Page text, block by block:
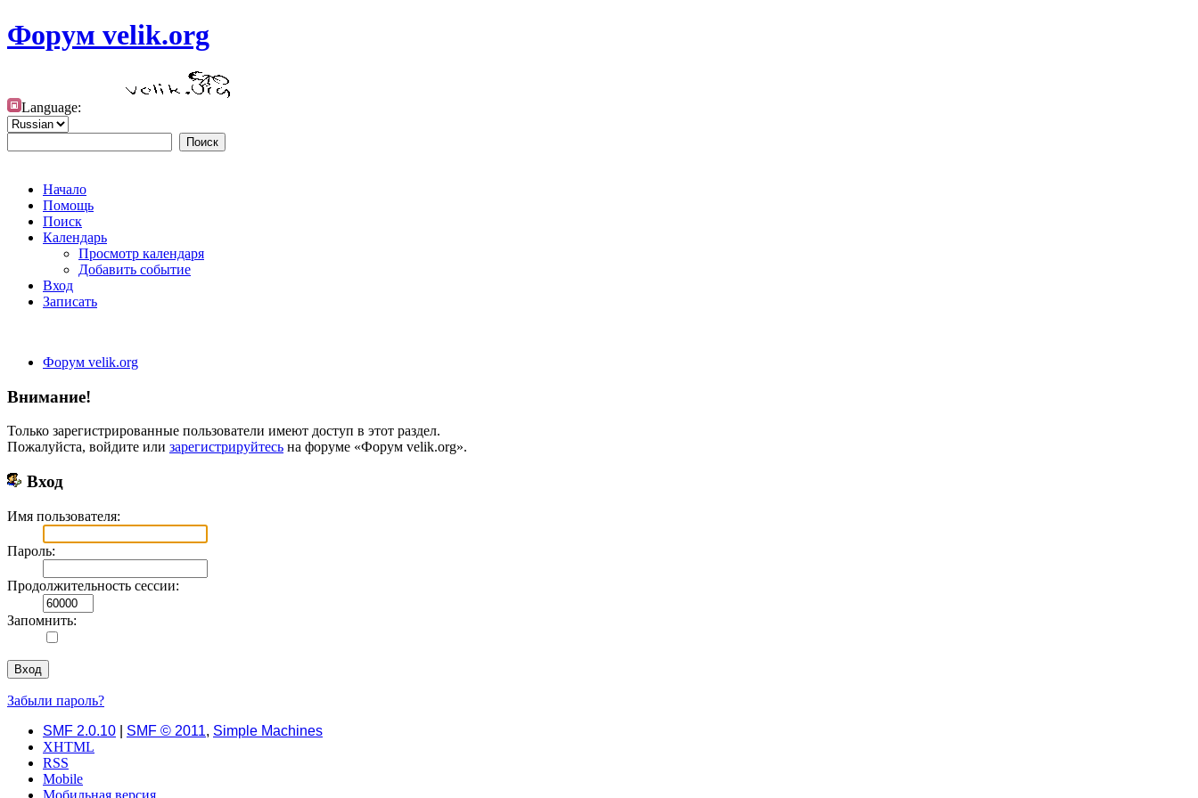
Форум velik.org
Language:
Начало
Помощь
Поиск
Календарь
Просмотр календаря
Добавить событие
Вход
Записать
Форум velik.org
Внимание!
Только зарегистрированные пользователи имеют доступ в этот раздел.
Пожалуйста, войдите или зарегистрируйтесь на форуме «Форум velik.org».
Вход
Имя пользователя:
Пароль:
Продолжительность сессии:
Запомнить:
Забыли пароль?
SMF 2.0.10
SMF © 2011, Simple Machines
XHTML
RSS
Mobile
Мобильная версия